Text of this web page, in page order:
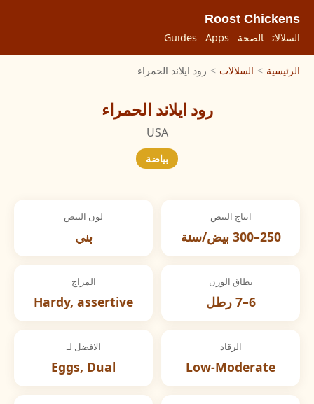
Roost Chickens
السلالات الصحة Guides Apps
الرئيسية > السلالات > رود ايلاند الحمراء
رود ايلاند الحمراء
USA
بياضة
انتاج البيض
250–300 بيض/سنة
لون البيض
بني
نطاق الوزن
6–7 رطل
المزاج
Hardy, assertive
الرقاد
Low-Moderate
الافضل لـ
Eggs, Dual